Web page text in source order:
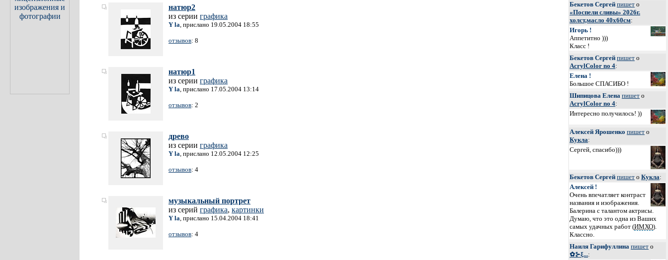
натюр2
из серии графика
Y la, прислано 19.05.2004 18:55
отзывов: 8
натюр1
из серии графика
Y la, прислано 17.05.2004 13:14
отзывов: 2
древо
из серии графика
Y la, прислано 12.05.2004 12:25
отзывов: 4
музыкальный портрет
из серий графика, картинки
Y la, прислано 15.04.2004 18:41
отзывов: 4
Бекетов Сергей пишет о
«Поспели сливы» 2026г.
холст,масло 40х60см:
Игорь !
Аппетитно )))
Класс !
Бекетов Сергей пишет о
AcrylColor no 4:
Елена !
Большое СПАСИБО !
Шипицова Елена пишет о
AcrylColor no 4:
Интересно получилось! ))
Алексей Ярошенко пишет о
Кукла:
Сергей, спасибо)))
Бекетов Сергей пишет о Кукла:
Алексей !
Очень впечатляет контраст
названия и изображения.
Балерина с талантом актрисы.
Думаю, что это одна из Ваших
самых удачных работ (ИМХО).
Классно.
Наиля Гарифуллина пишет о
✿⊱ξ...: